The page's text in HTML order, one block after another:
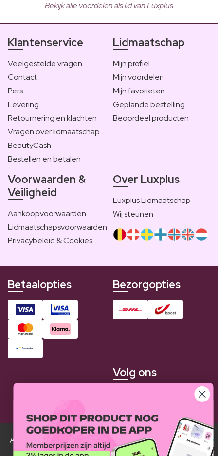
Bekijk alle voordelen als lid van Luxplus
Klantenservice
Veelgestelde vragen
Contact
Pers
Levering
Retournering en klachten
Vragen over lidmaatschap
BeautyCash
Bestellen en betalen
Lidmaatschap
Mijn profiel
Mijn voordelen
Mijn favorieten
Geplande bestelling
Beoordeel producten
Voorwaarden &
Veiligheid
Aankoopvoorwaarden
Lidmaatschapsvoorwaarden
Privacybeleid & Cookies
Over Luxplus
Luxplus Lidmaatschap
Wij steunen
Betaalopties Bezorgopties
Volg ons
Alle Luxplus ledenprijzen zijn weergegeven in vergelijking
met de normale prijzen.